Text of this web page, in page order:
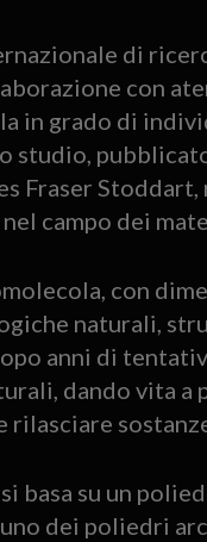
di
con
in grado di
studio,
Fraser
campo dei
con
naturali,
anni di
dando vita a
rilasciare
basa su un
uno dei poliedri